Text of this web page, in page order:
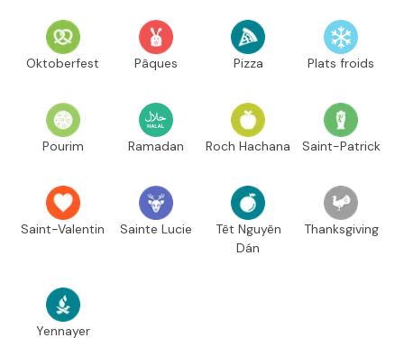
Oktoberfest Pâques Pizza Plats froids
Pourim Ramadan Roch Hachana Saint-Patrick
Saint-Valentin Sainte Lucie
Têt Nguyên
Dán
Thanksgiving
Yennayer